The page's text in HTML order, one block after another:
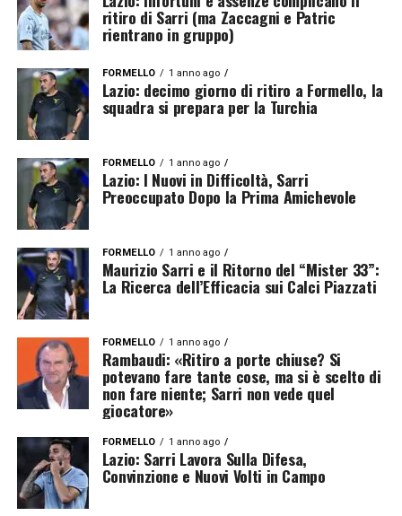
ritiro di Sarri (ma Zaccagni e Patric
rientrano in gruppo)
FORMELLO 1 anno ago
Lazio: decimo giorno di ritiro a Formello, la
squadra si prepara per la Turchia
FORMELLO 1 anno ago
Lazio: I Nuovi in Difficoltà, Sarri
Preoccupato Dopo la Prima Amichevole
FORMELLO 1 anno ago
Maurizio Sarri e il Ritorno del “Mister 33”:
La Ricerca dell’Efficacia sui Calci Piazzati
FORMELLO 1 anno ago
Rambaudi: «Ritiro a porte chiuse? Si
potevano fare tante cose, ma si è scelto di
non fare niente; Sarri non vede quel
giocatore»
FORMELLO 1 anno ago
Lazio: Sarri Lavora Sulla Difesa,
Convinzione e Nuovi Volti in Campo